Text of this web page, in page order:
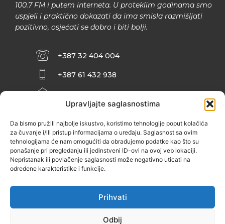
Upravljajte saglasnostima
Da bismo pružili najbolje iskustvo, koristimo tehnologije poput kolačića
za čuvanje i/ili pristup informacijama o uređaju. Saglasnost sa ovim
tehnologijama će nam omogućiti da obrađujemo podatke kao što su
ponašanje pri pregledanju ili jedinstveni ID-ovi na ovoj veb lokaciji.
Nepristanak ili povlačenje saglasnosti može negativno uticati na
određene karakteristike i funkcije.
Prihvati
Odbij
100.7 FM i putem interneta. U proteklim godinama smo
uspjeli i praktično dokazati da ima smisla razmišljati
pozitivno, osjećati se dobro i biti bolji.
+387 32 404 004
+387 61 432 938
INFO@ZENIT.BA
ZENIČANKA, 3. SPRAT), 72000 ZENICA